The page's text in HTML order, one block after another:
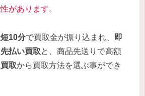
があります。
10分で買取金が振り込まれ、
即
先払い買取と、商品先送りで高額
取から買取方法を選ぶ事ができ